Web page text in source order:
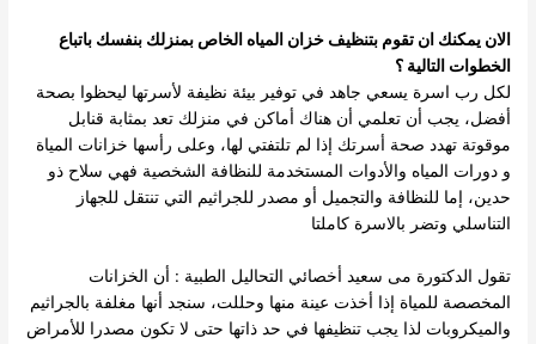
الان يمكنك ان تقوم بتنظيف خزان المياه الخاص بمنزلك بنفسك باتباع
الخطوات التالية ؟
لكل رب اسرة يسعي جاهد في توفير بيئة نظيفة لأسرتها ليحظوا بصحة
أفضل، يجب أن تعلمي أن هناك أماكن في منزلك تعد بمثابة قنابل
موقوتة تهدد صحة أسرتك إذا لم تلتفتي لها، وعلى رأسها خزانات المياة
و دورات المياه والأدوات المستخدمة للنظافة الشخصية فهي سلاح ذو
حدين، إما للنظافة والتجميل أو مصدر للجراثيم التي تنتقل للجهاز
التناسلي وتضر بالاسرة كاملتا
تقول الدكتورة مى سعيد أخصائي التحاليل الطبية : أن الخزانات
المخصصة للمياة إذا أخذت عينة منها وحللت، سنجد أنها مغلفة بالجراثيم
والميكروبات لذا يجب تنظيفها في حد ذاتها حتى لا تكون مصدرا للأمراض